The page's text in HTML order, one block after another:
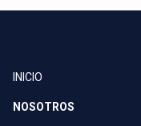
INICIO
NOSOTROS